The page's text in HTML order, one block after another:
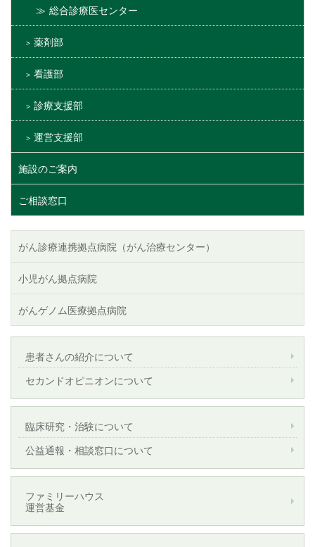
総合診療医センター
薬剤部
看護部
診療支援部
運営支援部
施設のご案内
ご相談窓口
がん診療連携拠点病院（がん治療センター）
小児がん拠点病院
がんゲノム医療拠点病院
患者さんの紹介について
セカンドオピニオンについて
臨床研究・治験について
公益通報・相談窓口について
ファミリーハウス
運営基金